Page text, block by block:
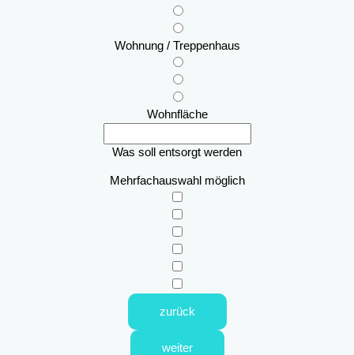
Wohnung / Treppenhaus
Wohnfläche
Was soll entsorgt werden
Mehrfachauswahl möglich
zurück
weiter